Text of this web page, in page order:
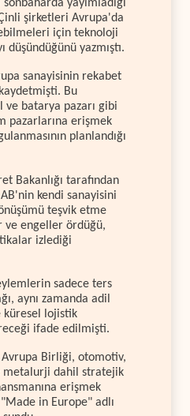
yayımladığı
şirketleri Avrupa'da
için teknoloji
yazmıştı.
sanayisinin rekabet
Bu
batarya pazarı gibi
pazarlarına erişmek
planlandığı
Bakanlığı tarafından
kendi sanayisini
teşvik etme
ve engeller ördüğü,
izlediği
sadece ters
aynı zamanda adil
küresel lojistik
ifade edilmişti.
Avrupa Birliği, otomotiv,
dahil stratejik
erişmek
in Europe" adlı